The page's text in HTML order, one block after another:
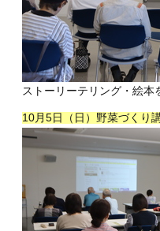
ストーリーテリング・絵本
10月5日（日）野菜づくり